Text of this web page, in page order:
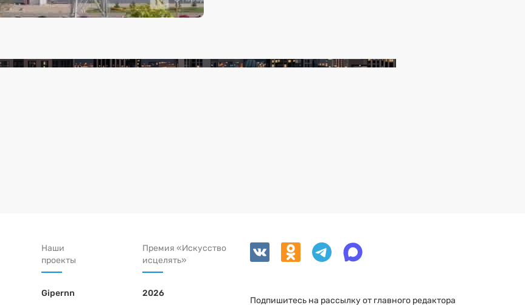
Наши
проекты
Gipernn
Премия «Искусство
исцелять»
2026
Подпишитесь на рассылку от главного редактора